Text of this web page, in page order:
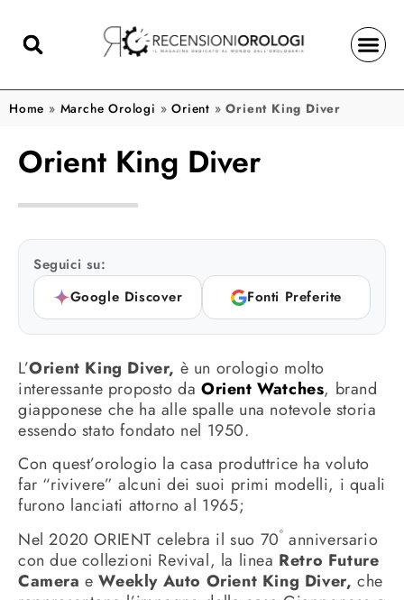
Home » Marche Orologi »Orient »Orient King Diver
Orient King Diver
Seguici su:
Google Discover
Fonti Preferite
L’Orient King Diver, è un orologio molto
interessante proposto daOrient Watches, brand
giapponese che ha alle spalle una notevole storia
essendo stato fondato nel 1950.
Con quest’orologio la casa produttrice ha voluto
far “rivivere” alcuni dei suoi primi modelli, i quali
furono lanciati attorno al 1965;
Nel 2020ORIENT celebra il suo 70° anniversario
con due collezioni Revival, la linea Retro Future
Camera eWeekly Auto Orient King Diver, che